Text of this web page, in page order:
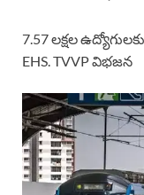
7.57 లక్షల
EHS. TVVP విభజన